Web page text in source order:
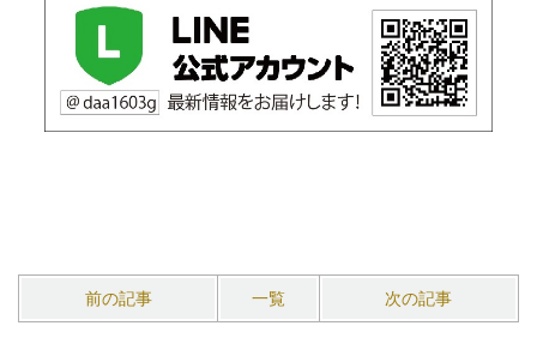
前の記事 一覧 次の記事